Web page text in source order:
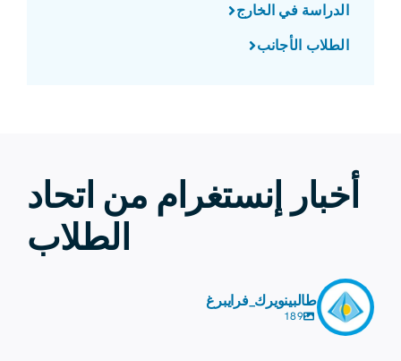
الدراسة في الخارج
الطلاب الأجانب
أخبار إنستغرام من اتحاد
الطلاب
طالبينويرك_فرايبرغ
189